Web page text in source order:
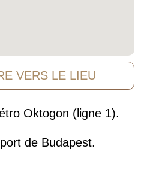
VERS LE LIEU
Oktogon (ligne 1).
de Budapest.